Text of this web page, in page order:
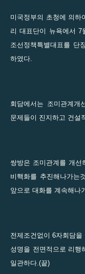
미국정부의 초청에 의하
리 대표단이 뉴욕에서 7
조선정책특별대표를 단
하였다.
회담에서는 조미관계개
문제들이 진지하고 건설
쌍방은 조미관계를 개선
비핵화를 추진해나가는
앞으로 대화를 계속해나
전제조건없이 6자회담
성명을 전면적으로 리행
일관하다.(끝)